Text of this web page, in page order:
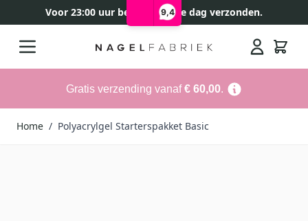
9,4
Voor 23:00 uur besteld, zelfde dag verzonden.
Gratis verzending vanaf€ 60,00.
Home / Polyacrylgel Starterspakket Basic